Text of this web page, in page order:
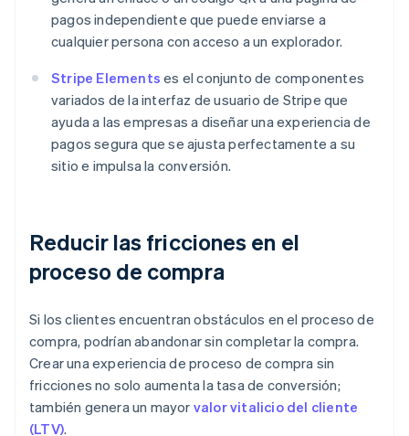
pagos independiente que puede enviarse a
cualquier persona con acceso a un explorador.
Stripe Elements es el conjunto de componentes
variados de la interfaz de usuario de Stripe que
ayuda a las empresas a diseñar una experiencia de
pagos segura que se ajusta perfectamente a su
sitio e impulsa la conversión.
Reducir las fricciones en el
proceso de compra
Si los clientes encuentran obstáculos en el proceso de
compra, podrían abandonar sin completar la compra.
Crear una experiencia de proceso de compra sin
fricciones no solo aumenta la tasa de conversión;
también genera un mayor valor vitalicio del cliente
(LTV).